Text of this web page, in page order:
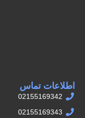
اطلاعات تماس
02155169342
02155169343